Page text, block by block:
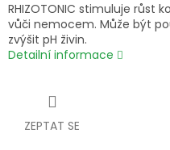
RHIZOTONIC stimuluje růst
vůči nemocem. Může být
zvýšit pH živin.
Detailní informace
ZEPTAT SE